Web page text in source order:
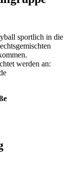
sportlich in die
werden an: